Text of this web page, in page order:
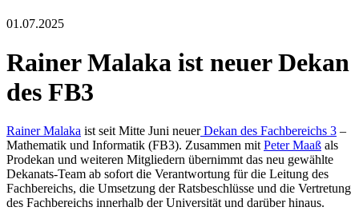
01.07.2025
Rainer Malaka ist neuer Dekan
des FB3
Rainer Malaka ist seit Mitte Juni neuerDekan des Fachbereichs 3 –
Mathematik und Informatik (FB3). Zusammen mit Peter Maaß als
Prodekan und weiteren Mitgliedern übernimmt das neu gewählte
Dekanats-Team ab sofort die Verantwortung für die Leitung des
Fachbereichs, die Umsetzung der Ratsbeschlüsse und die Vertretung
des Fachbereichs innerhalb der Universität und darüber hinaus.